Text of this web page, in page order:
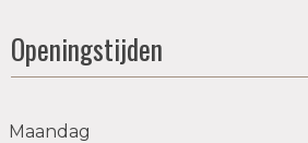
Openingstijden
Maandag